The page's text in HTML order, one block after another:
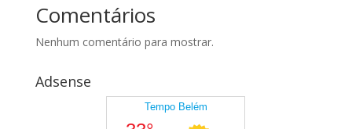
Comentários
Nenhum comentário para mostrar.
Adsense